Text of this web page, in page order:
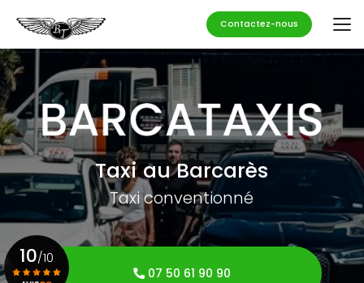
contenu
principal
Contactez-nous
Taxi au Barcarès
Taxi conventionné
07 50 61 90 90
10/10